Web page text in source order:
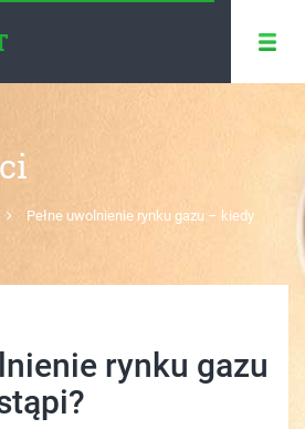
Pełne uwolnienie rynku gazu – kiedy
rynku gazu